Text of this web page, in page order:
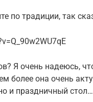
по традиции, так
Я очень надеюсь,
более она очень
и праздничный стол…